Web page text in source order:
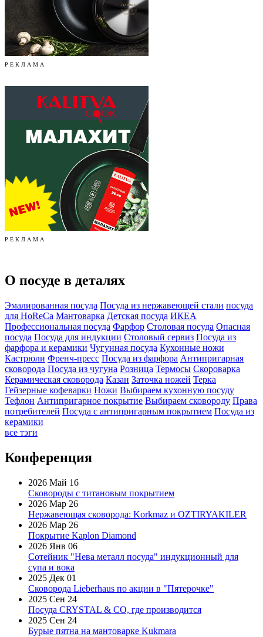
Р Е К Л А М А
Р Е К Л А М А
О посуде в деталях
Эмалированная посуда Посуда из нержавеющей стали посуда
для HoReCa Мантоварка Детская посуда ИКЕА
Профессиональная посуда Фарфор Столовая посуда Опасная
посуда Посуда для индукции Столовый сервиз Посуда из
фарфора и керамики Чугунная посуда Кухонные ножи
Кастрюли Френч-пресс Посуда из фарфора Антипригарная
сковорода Посуда из чугуна Розница Термосы Скороварка
Керамическая сковорода Казан Заточка ножей Терка
Гейзерные кофеварки Ножи Выбираем кухонную посуду
Тефлон Антипригарное покрытие Выбираем сковороду Права
потребителей Посуда с антипригарным покрытием Посуда из
керамики
все тэги
Конференция
2026 Май 16
Сковороды с титановым покрытием
2026 Мар 26
Нержавеющая сковорода: Korkmaz и OZTIRYAKILER
2026 Мар 26
Покрытие Kaplon Diamond
2026 Янв 06
Сотейник "Нева металл посуда" индукционный для
супа и вока
2025 Дек 01
Сковорода Lieberhaus по акции в "Пятерочке"
2025 Сен 24
Посуда CRYSTAL & CO, где производится
2025 Сен 24
Бурые пятна на мантоварке Kukmara